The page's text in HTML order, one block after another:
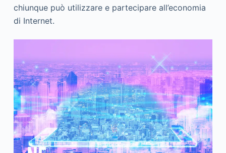
chiunque può utilizzare e partecipare all’economia
di Internet.